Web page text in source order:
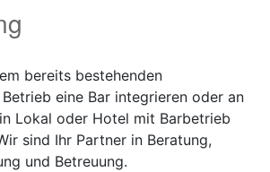
bereits bestehenden
eine Bar integrieren oder an
Lokal oder Hotel mit Barbetrieb
sind Ihr Partner in Beratung,
und Betreuung.